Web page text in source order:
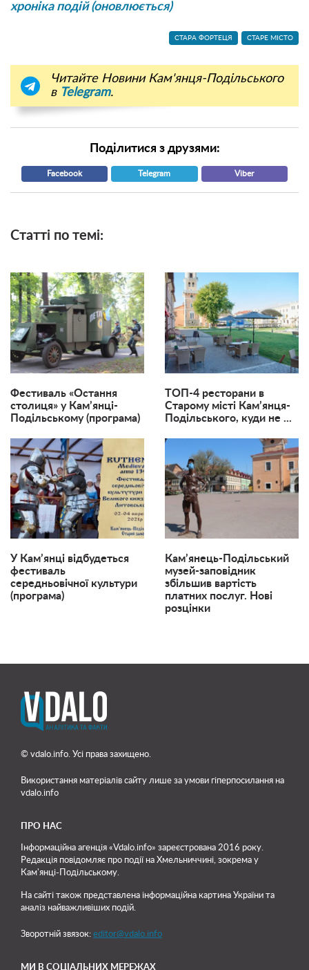
хроніка подій (оновлюється)
СТАРА ФОРТЕЦЯ СТАРЕ МІСТО
Читайте Новини Кам'янця-Подільського
в Telegram.
Поділитися з друзями:
Facebook Telegram Viber
Статті по темі:
Фестиваль «Остання
столиця» у Кам’янці-
Подільському (програма)
ТОП-4 ресторани в
Старому місті Кам’янця-
Подільського, куди не ...
У Кам’янці відбудеться
фестиваль
середньовічної культури
(програма)
Кам’янець-Подільський
музей-заповідник
збільшив вартість
платних послуг. Нові
розцінки
© vdalo.info. Усі права захищено.
Використання матеріалів сайту лише за умови гіперпосилання на
vdalo.info
ПРО НАС
Інформаційна агенція «Vdalo.info» зареєстрована 2016 року.
Редакція повідомляє про події на Хмельниччині, зокрема у
Кам'янці-Подільському.
На сайті також представлена інформаційна картина України та
аналіз найважливіших подій.
Зворотній звязок: editor@vdalo.info
МИ В СОЦІАЛЬНИХ МЕРЕЖАХ